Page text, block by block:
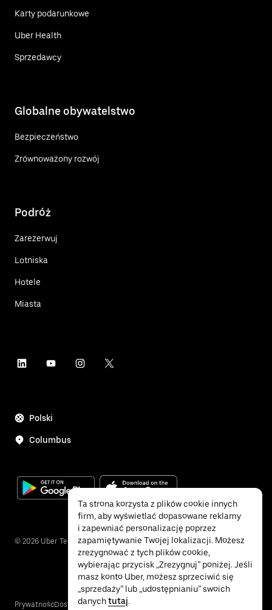
Karty podarunkowe
Uber Health
Sprzedawcy
Globalne obywatelstwo
Bezpieczeństwo
Zrównoważony rozwój
Podróż
Zarezerwuj
Lotniska
Hotele
Miasta
Polski
Columbus
© 2026 Uber Technologies Inc.
PrywatnośćDostępność dla osób
Ta strona korzysta z plików cookie innych
firm, aby wyświetlać dopasowane reklamy
i zapewniać personalizację poprzez
zapamiętywanie Twojej lokalizacji. Możesz
zrezygnować z tych plików cookie,
wybierając przycisk „Zrezygnuj” poniżej. Jeśli
masz konto Uber, możesz sprzeciwić się
„sprzedaży” lub „udostępnianiu” swoich
danychtutaj.